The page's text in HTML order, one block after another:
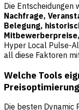
Die Entscheidungen
Nachfrage,
Belegung,
Hyper Local Pulse-
all diese Faktoren
Welche Tools
Die besten Dynamic